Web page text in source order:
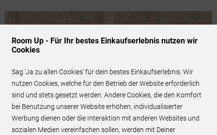
Room Up - Für Ihr bestes Einkaufserlebnis nutzen wir
Cookies
Sag 'Ja zu allen Cookies' für dein bestes Einkaufserlebnis. Wir
nutzen Cookies, welche für den Betrieb der Website erforderlich
sind und stets gesetzt werden. Andere Cookies, die den Komfort
bei Benutzung unserer Website erhöhen, individualisierter
Werbung dienen oder die Interaktion mit anderen Websites und
sozialen Medien vereinfachen sollen, werden mit Deiner